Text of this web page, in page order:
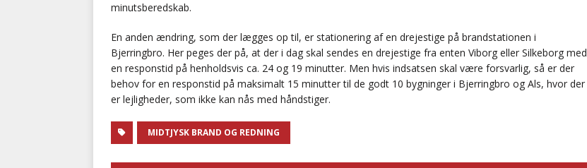
minutsberedskab.
En anden ændring, som der lægges op til, er stationering af en drejestige på brandstationen i
Bjerringbro. Her peges der på, at der i dag skal sendes en drejestige fra enten Viborg eller Silkeborg med
en responstid på henholdsvis ca. 24 og 19 minutter. Men hvis indsatsen skal være forsvarlig, så er der
behov for en responstid på maksimalt 15 minutter til de godt 10 bygninger i Bjerringbro og Als, hvor der
er lejligheder, som ikke kan nås med håndstiger.
MIDTJYSK BRAND OG REDNING